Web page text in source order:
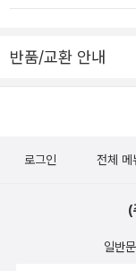
꿈꾸는 당신, `메신
으로 승부하라
018&no=285930‬.
반품/교환 안내
로그인 전체 메
(
일반